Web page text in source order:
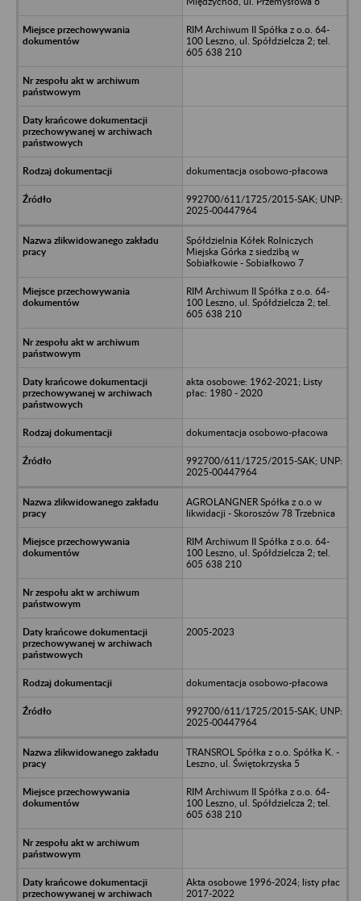
RIM Archiwum II Spółka z o.o. 64-
100 Leszno, ul. Spółdzielcza 2; tel.
605 638 210
dokumentacja osobowo-płacowa
992700/611/1725/2015-SAK; UNP:
2025-00447964
Spółdzielnia Kółek Rolniczych
Miejska Górka z siedzibą w
Sobiałkowie - Sobiałkowo 7
RIM Archiwum II Spółka z o.o. 64-
100 Leszno, ul. Spółdzielcza 2; tel.
605 638 210
akta osobowe: 1962-2021; Listy
płac: 1980 - 2020
dokumentacja osobowo-płacowa
992700/611/1725/2015-SAK; UNP:
2025-00447964
AGROLANGNER Spółka z o.o w
likwidacji - Skoroszów 78 Trzebnica
RIM Archiwum II Spółka z o.o. 64-
100 Leszno, ul. Spółdzielcza 2; tel.
605 638 210
2005-2023
dokumentacja osobowo-płacowa
992700/611/1725/2015-SAK; UNP:
2025-00447964
TRANSROL Spółka z o.o. Spółka K. -
Leszno, ul. Świętokrzyska 5
RIM Archiwum II Spółka z o.o. 64-
100 Leszno, ul. Spółdzielcza 2; tel.
605 638 210
Akta osobowe 1996-2024; listy płac
2017-2022